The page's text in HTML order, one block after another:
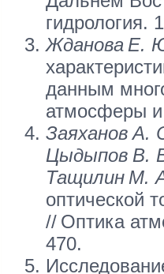
гидрология.
Жданова Е.
данным
атмосферы
Заяханов А.
Цыдыпов В.
Тащилин М.
оптической
// Оптика
470.